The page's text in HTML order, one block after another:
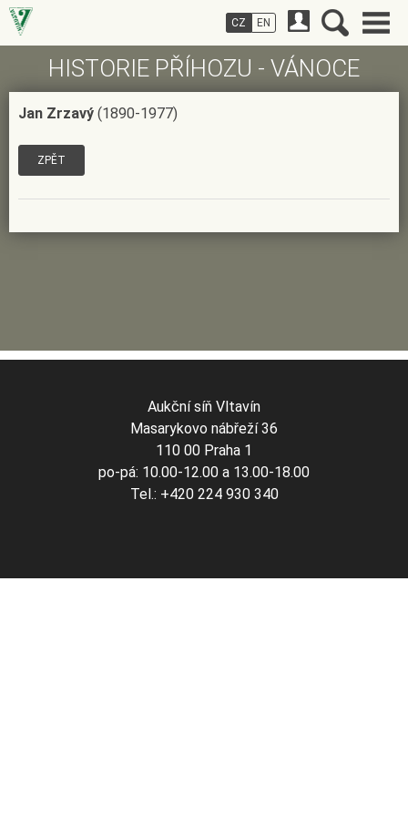
HISTORIE PŘÍHOZU - VÁNOCE
Jan Zrzavý (1890-1977)
ZPĚT
CZ EN
Aukční síň Vltavín
Masarykovo nábřeží 36
110 00 Praha 1
po-pá: 10.00-12.00 a 13.00-18.00
Tel.: +420 224 930 340